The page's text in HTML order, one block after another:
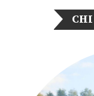
CHI